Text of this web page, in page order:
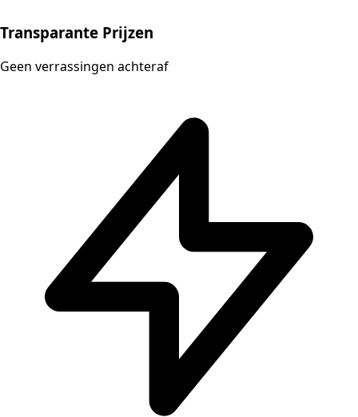
Transparante Prijzen
Geen verrassingen achteraf